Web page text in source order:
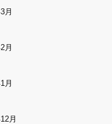
月
月
月
月